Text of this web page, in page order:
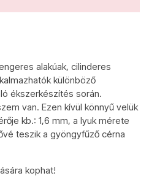
alakúak, cilinderes
különböző
ékszerkészítés során.
van. Ezen kívül könnyű velük
kb.: 1,6 mm, a lyuk mérete
teszik a gyöngyfűző cérna
kophat!